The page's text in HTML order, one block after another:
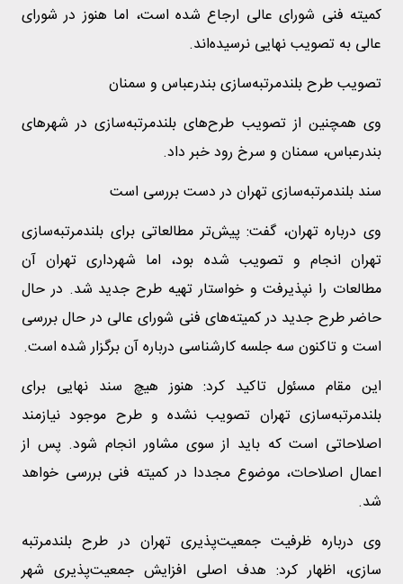
کمیته فنی شورای عالی ارجاع شده است، اما هنوز در شورای
عالی به تصویب نهایی نرسیده‌اند.
تصویب طرح بلندمرتبه‌سازی بندرعباس و سمنان
وی همچنین از تصویب طرح‌های بلندمرتبه‌سازی در شهرهای
بندرعباس، سمنان و سرخ رود خبر داد.
سند بلندمرتبه‌سازی تهران در دست بررسی است
وی درباره تهران، گفت: پیش‌تر مطالعاتی برای بلندمرتبه‌سازی
تهران انجام و تصویب شده بود، اما شهرداری تهران آن
مطالعات را نپذیرفت و خواستار تهیه طرح جدید شد. در حال
حاضر طرح جدید در کمیته‌های فنی شورای عالی در حال بررسی
است و تاکنون سه جلسه کارشناسی درباره آن برگزار شده است.
این مقام مسئول تاکید کرد: هنوز هیچ سند نهایی برای
بلندمرتبه‌سازی تهران تصویب نشده و طرح موجود نیازمند
اصلاحاتی است که باید از سوی مشاور انجام شود. پس از
اعمال اصلاحات، موضوع مجددا در کمیته فنی بررسی خواهد
شد.
وی درباره ظرفیت جمعیت‌پذیری تهران در طرح بلندمرتبه
سازی، اظهار کرد: هدف اصلی افزایش جمعیت‌پذیری شهر